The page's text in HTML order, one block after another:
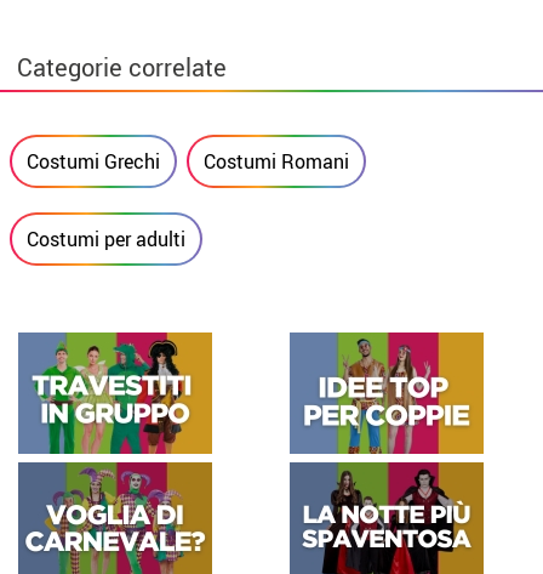
Categorie correlate
Costumi Grechi Costumi Romani
Costumi per adulti